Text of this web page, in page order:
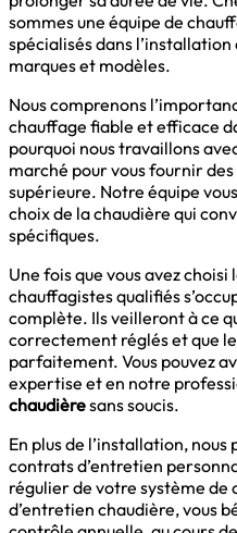
sommes une équipe de
spécialisés dans
marques et modèles.
Nous comprenons
chauffage fiable et efficace
pourquoi nous travaillons
marché pour vous fournir
supérieure. Notre équipe
choix de la chaudière qui
spécifiques.
Une fois que vous avez
chauffagistes qualifiés
complète. Ils veilleront à ce
correctement réglés et que
parfaitement. Vous pouvez
expertise et en notre
chaudièresans soucis.
En plus de l’installation,
contrats d’entretien
régulier de votre système
d’entretien chaudière, vous